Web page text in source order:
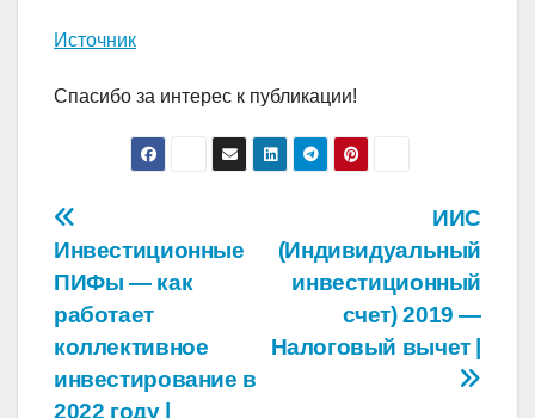
Источник
Спасибо за интерес к публикации!
Навигация
по
записям
ИИС
(Индивидуальный
инвестиционный
счет) 2019 —
Налоговый вычет |
Инвестиционные
ПИФы — как
работает
коллективное
инвестирование в
2022 году |